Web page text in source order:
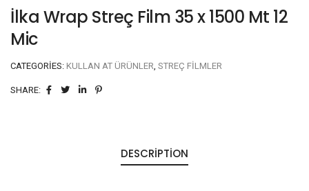
İlka Wrap Streç Film 35 x 1500 Mt 12
Mic
CATEGORIES: KULLAN AT ÜRÜNLER STREÇ FILMLER
SHARE:
DESCRIPTION